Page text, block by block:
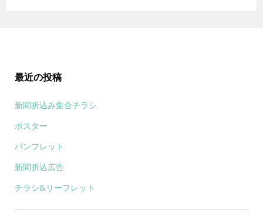
最近の投稿
新聞折込み集合チラシ
ポスター
パンフレット
新聞折込広告
チラシ&リーフレット